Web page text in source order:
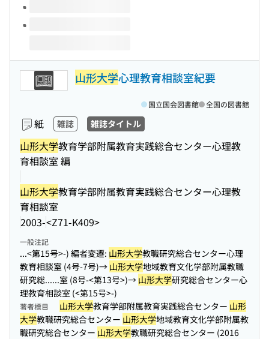
山形大学心理教育相談室紀要
紙 雑誌 雑誌タイトル
山形大学教育学部附属教育実践総合センター心理教
育相談室 編
山形大学教育学部附属教育実践総合センター心理教
育相談室
2003-<Z71-K409>
国立国会図書館 全国の図書館
一般注記
...<第15号>-) 編者変遷: 山形大学教職研究総合センター心理
教育相談室 (4号-7号)→ 山形大学地域教育文化学部附属教職
研究総......室 (8号-<第13号>)→ 山形大学研究総合センター心
理教育相談室 (<第15号>-)
著者標目 山形大学教育学部附属教育実践総合センター 山形
大学教職研究総合センター 山形大学地域教育文化学部附属教
職研究総合センター 山形大学教職研究総合センター (2016